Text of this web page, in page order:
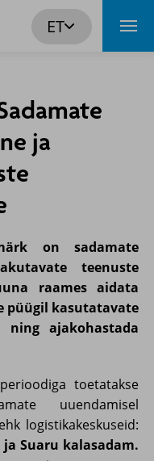
ET
ja
on sadamate
teenuste
raames aidata
püügil kasutatavate
ning ajakohastada
toetatakse
uuendamisel
logistikakeskuseid:
ja Suaru kalasadam.